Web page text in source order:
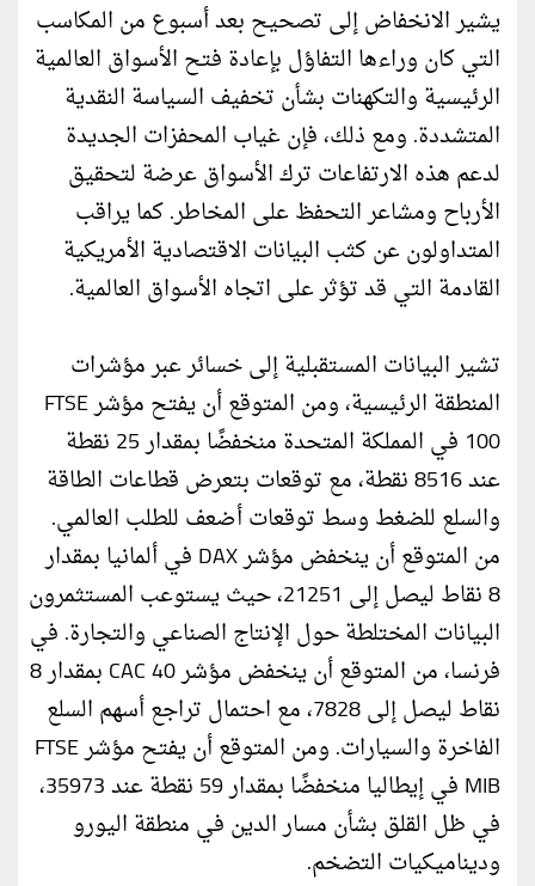
يشير الانخفاض إلى تصحيح بعد أسبوع من المكاسب
التي كان وراءها التفاؤل بإعادة فتح الأسواق العالمية
الرئيسية والتكهنات بشأن تخفيف السياسة النقدية
المتشددة. ومع ذلك، فإن غياب المحفزات الجديدة
لدعم هذه الارتفاعات ترك الأسواق عرضة لتحقيق
الأرباح ومشاعر التحفظ على المخاطر. كما يراقب
المتداولون عن كثب البيانات الاقتصادية الأمريكية
القادمة التي قد تؤثر على اتجاه الأسواق العالمية.
تشير البيانات المستقبلية إلى خسائر عبر مؤشرات
المنطقة الرئيسية، ومن المتوقع أن يفتح مؤشر FTSE
100 في المملكة المتحدة منخفضًا بمقدار 25 نقطة
عند 8516 نقطة، مع توقعات بتعرض قطاعات الطاقة
والسلع للضغط وسط توقعات أضعف للطلب العالمي.
من المتوقع أن ينخفض مؤشر DAX في ألمانيا بمقدار
8 نقاط ليصل إلى 21251، حيث يستوعب المستثمرون
البيانات المختلطة حول الإنتاج الصناعي والتجارة. في
فرنسا، من المتوقع أن ينخفض مؤشر CAC 40 بمقدار 8
نقاط ليصل إلى 7828، مع احتمال تراجع أسهم السلع
الفاخرة والسيارات. ومن المتوقع أن يفتح مؤشر FTSE
MIB في إيطاليا منخفضًا بمقدار 59 نقطة عند 35973،
في ظل القلق بشأن مسار الدين في منطقة اليورو
وديناميكيات التضخم.